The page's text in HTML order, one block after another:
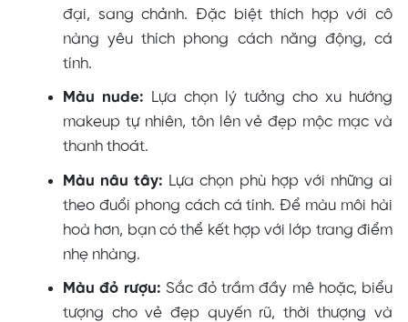
đại, sang chảnh. Đặc biệt thích hợp với cô
nàng yêu thích phong cách năng động, cá
tính.
Màu nude: Lựa chọn lý tưởng cho xu hướng
makeup tự nhiên, tôn lên vẻ đẹp mộc mạc và
thanh thoát.
Màu nâu tây: Lựa chọn phù hợp với những ai
theo đuổi phong cách cá tính. Để màu môi hài
hoà hơn, bạn có thể kết hợp với lớp trang điểm
nhẹ nhàng.
Màu đỏ rượu: Sắc đỏ trầm đầy mê hoặc, biểu
tượng cho vẻ đẹp quyến rũ, thời thượng và